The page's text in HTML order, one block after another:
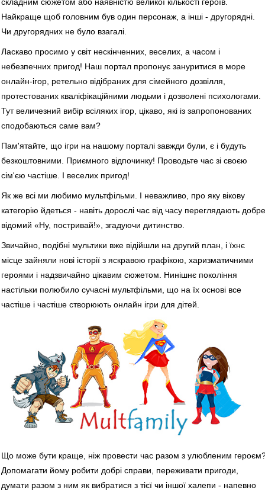
Найкраще щоб головним був один персонаж, а інші - другорядні.
Чи другорядних не було взагалі.
Ласкаво просимо у світ нескінченних, веселих, а часом i
небезпечних пригод! Наш портал пропонує зануритися в море
онлайн-ігор, ретельно відібраних для сімейного дозвілля,
протестованих кваліфікаційними людьми і дозволені психологами.
Тут величезний вибір всіляких ігор, цікаво, які із запропонованих
сподобаються саме вам?
Пам'ятайте, що ігри на нашому порталі завжди були, є і будуть
безкоштовними. Приємного відпочинку! Проводьте час зі своєю
сім'єю частіше. І веселих пригод!
Як же всі ми любимо мультфільми. І неважливо, про яку вікову
категорію йдеться - навіть дорослі час від часу переглядають добре
відомий «Ну, постривай!», згадуючи дитинство.
Звичайно, подібні мультики вже відійшли на другий план, і їхнє
місце зайняли нові історії з яскравою графікою, харизматичними
героями і надзвичайно цікавим сюжетом. Нинішнє покоління
настільки полюбило сучасні мультфільми, що на їх основі все
частіше і частіше створюють онлайн ігри для дітей.
Що може бути краще, ніж провести час разом з улюбленим
Допомагати йому робити добрі справи, переживати пригоди,
думати разом з ним як вибратися з тієї чи іншої халепи - напевно